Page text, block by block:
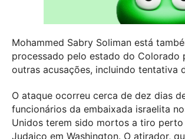
Mohammed Sabry Soliman está
processado pelo estado do Colorado
outras acusações, incluindo tentativa
O ataque ocorreu cerca de dez dias
funcionários da embaixada israelita
Unidos terem sido mortos a tiro perto
Judaico em Washington. O atirador,